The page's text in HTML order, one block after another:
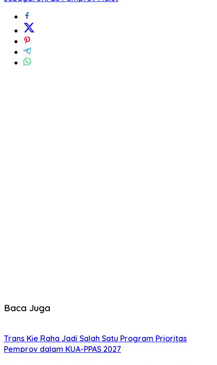
Baca Juga
Trans Kie Raha Jadi Salah Satu Program Prioritas
Pemprov dalam KUA-PPAS 2027